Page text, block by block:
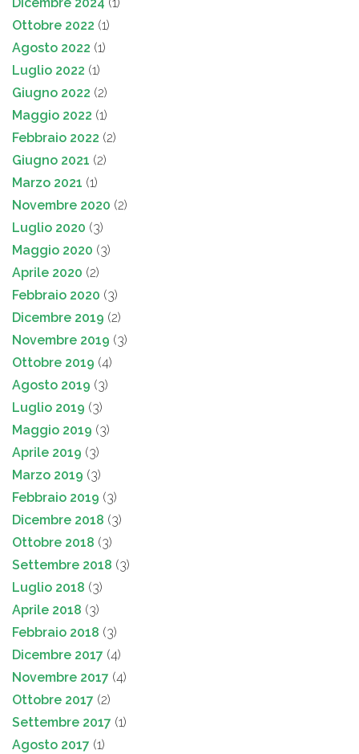
Ottobre 2022 (1)
Agosto 2022 (1)
Luglio 2022 (1)
Giugno 2022 (2)
Maggio 2022 (1)
Febbraio 2022 (2)
Giugno 2021 (2)
Marzo 2021 (1)
Novembre 2020 (2)
Luglio 2020 (3)
Maggio 2020 (3)
Aprile 2020 (2)
Febbraio 2020 (3)
Dicembre 2019 (2)
Novembre 2019 (3)
Ottobre 2019 (4)
Agosto 2019 (3)
Luglio 2019 (3)
Maggio 2019 (3)
Aprile 2019 (3)
Marzo 2019 (3)
Febbraio 2019 (3)
Dicembre 2018 (3)
Ottobre 2018 (3)
Settembre 2018 (3)
Luglio 2018 (3)
Aprile 2018 (3)
Febbraio 2018 (3)
Dicembre 2017 (4)
Novembre 2017 (4)
Ottobre 2017 (2)
Settembre 2017 (1)
Agosto 2017 (1)